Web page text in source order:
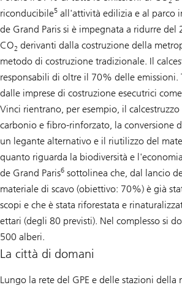
riconducibile5 all'attività edilizia e al parco
de Grand Paris si è impegnata a ridurre del
CO2 derivanti dalla costruzione della
metodo di costruzione tradizionale. Il
responsabili di oltre il 70% delle emissioni.
dalle imprese di costruzione esecutrici
Vinci rientrano, per esempio, il calcestruzzo
carbonio e fibro-rinforzato, la conversione
un legante alternativo e il riutilizzo del
quanto riguarda la biodiversità e
de Grand Paris6 sottolinea che, dal lancio
materiale di scavo (obiettivo: 70%) è già
scopi e che è stata riforestata e
ettari (degli 80 previsti). Nel complesso si
500 alberi.
La città di domani
Lungo la rete del GPE e delle stazioni della